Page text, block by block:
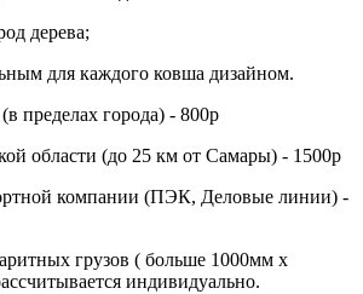
дерева;
для каждого ковша дизайном.
пределах города) - 800р
области (до 25 км от Самары) - 1500р
компании (ПЭК, Деловые линии) -
грузов ( больше 1000мм х
индивидуально.